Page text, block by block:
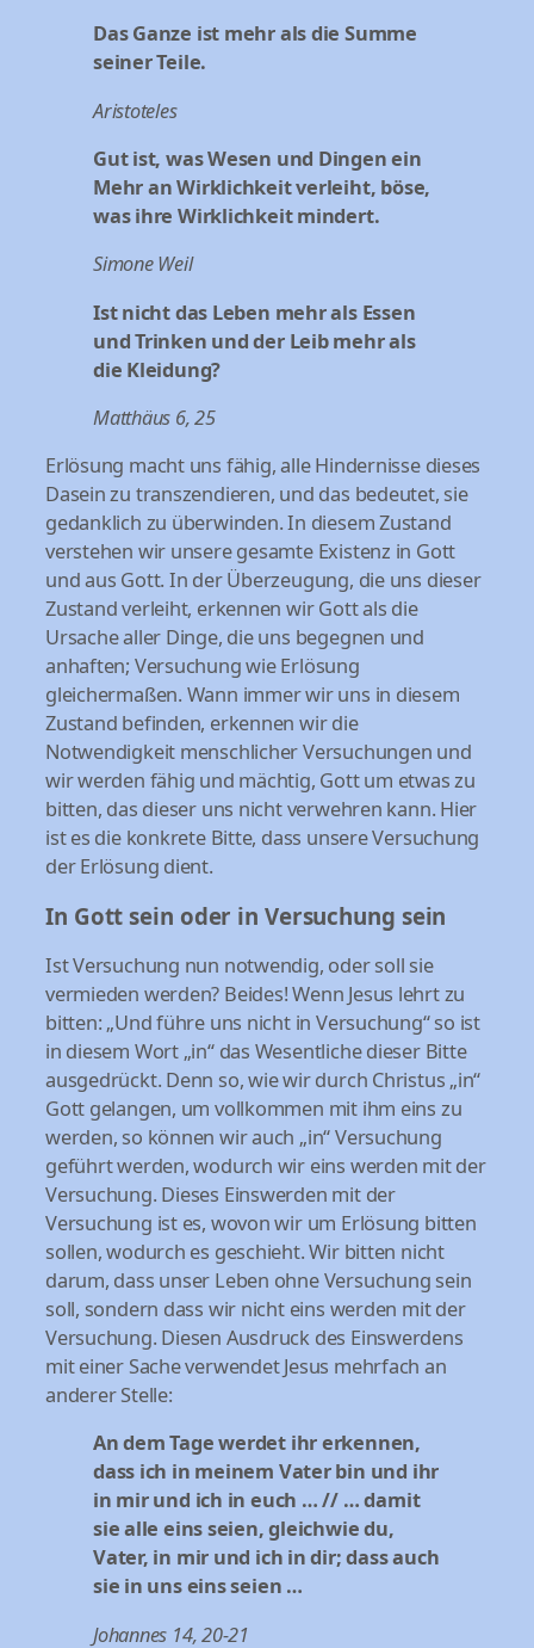
Das Ganze ist mehr als die Summe
seiner Teile.
Aristoteles
Gut ist, was Wesen und Dingen ein
Mehr an Wirklichkeit verleiht, böse,
was ihre Wirklichkeit mindert.
Simone Weil
Ist nicht das Leben mehr als Essen
und Trinken und der Leib mehr als
die Kleidung?
Matthäus 6, 25
Erlösung macht uns fähig, alle Hindernisse dieses
Dasein zu transzendieren, und das bedeutet, sie
gedanklich zu überwinden. In diesem Zustand
verstehen wir unsere gesamte Existenz in Gott
und aus Gott. In der Überzeugung, die uns dieser
Zustand verleiht, erkennen wir Gott als die
Ursache aller Dinge, die uns begegnen und
anhaften; Versuchung wie Erlösung
gleichermaßen. Wann immer wir uns in diesem
Zustand befinden, erkennen wir die
Notwendigkeit menschlicher Versuchungen und
wir werden fähig und mächtig, Gott um etwas zu
bitten, das dieser uns nicht verwehren kann. Hier
ist es die konkrete Bitte, dass unsere Versuchung
der Erlösung dient.
In Gott sein oder in Versuchung sein
Ist Versuchung nun notwendig, oder soll sie
vermieden werden? Beides! Wenn Jesus lehrt zu
bitten: „Und führe uns nicht in Versuchung“ so ist
in diesem Wort „in“ das Wesentliche dieser Bitte
ausgedrückt. Denn so, wie wir durch Christus „in“
Gott gelangen, um vollkommen mit ihm eins zu
werden, so können wir auch „in“ Versuchung
geführt werden, wodurch wir eins werden mit der
Versuchung. Dieses Einswerden mit der
Versuchung ist es, wovon wir um Erlösung bitten
sollen, wodurch es geschieht. Wir bitten nicht
darum, dass unser Leben ohne Versuchung sein
soll, sondern dass wir nicht eins werden mit der
Versuchung. Diesen Ausdruck des Einswerdens
mit einer Sache verwendet Jesus mehrfach an
anderer Stelle:
An dem Tage werdet ihr erkennen,
dass ich in meinem Vater bin und ihr
in mir und ich in euch … // … damit
sie alle eins seien, gleichwie du,
Vater, in mir und ich in dir; dass auch
sie in uns eins seien …
Johannes 14, 20-21